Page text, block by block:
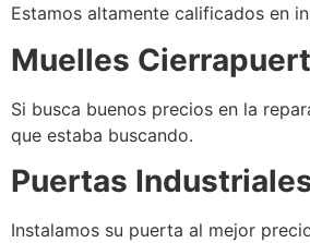
Estamos altamente calificados en
Muelles
Si busca buenos precios en la
que estaba buscando.
Puertas
Instalamos su puerta al mejor